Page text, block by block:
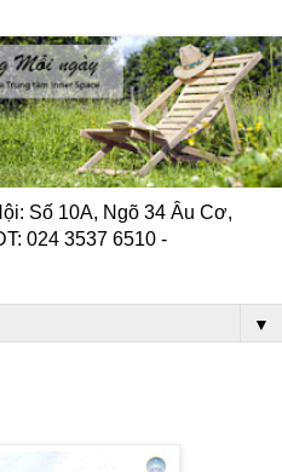
Số 10A, Ngõ 34 Âu Cơ,
024 3537 6510 -
▼